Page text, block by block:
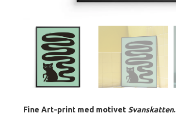
Fine Art-print med motivet Svanskatten.